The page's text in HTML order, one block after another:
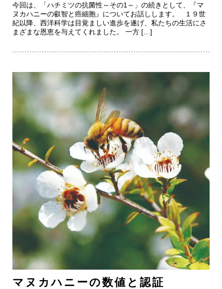
今回は、「ハチミツの抗菌性～その1～」の続きとして、『マ
ヌカハニーの叡智と癌細胞』についてお話しします。 １９世
紀以降、西洋科学は目覚ましい進歩を遂げ、私たちの生活にさ
まざまな恩恵を与えてくれました。 一方 […]
マヌカハニーの数値と認証